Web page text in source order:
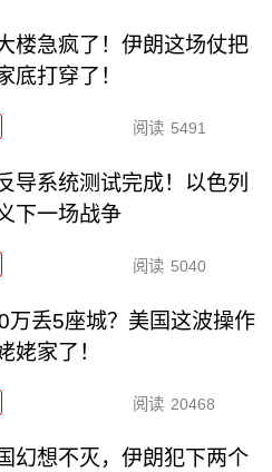
楼急疯了！伊朗这场仗把
底打穿了！
阅读 5491
导系统测试完成！以色列
下一场战争
阅读 5040
万丢5座城？美国这波操作
姥家了！
阅读 20468
幻想不灭，伊朗犯下两个